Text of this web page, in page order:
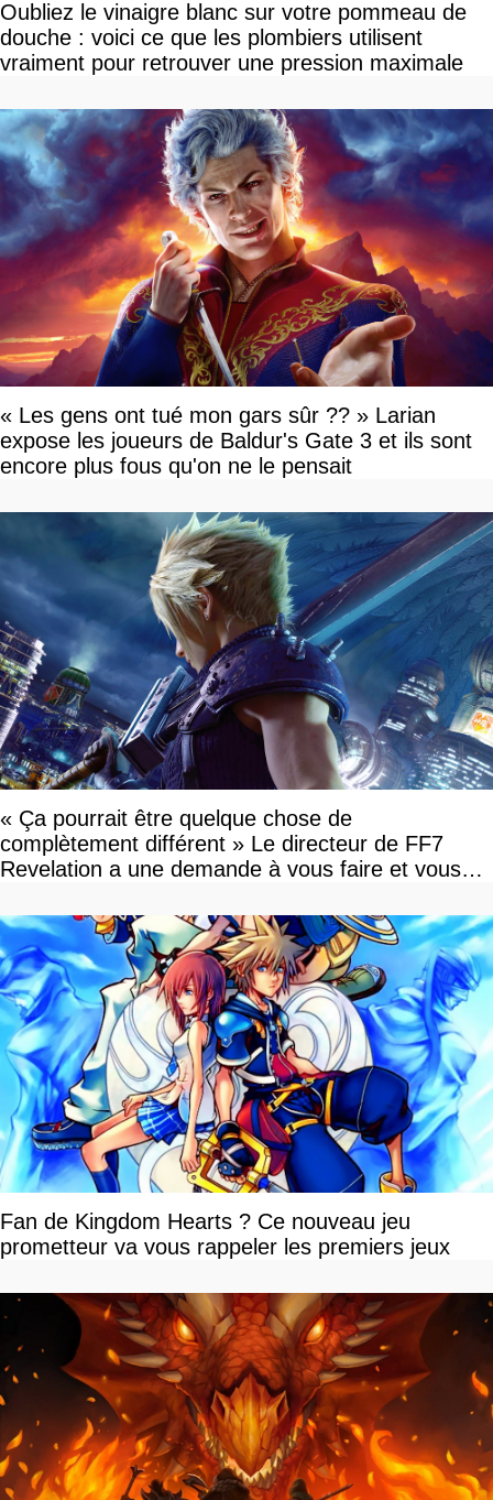
Oubliez le vinaigre blanc sur votre pommeau de
douche : voici ce que les plombiers utilisent
vraiment pour retrouver une pression maximale
« Les gens ont tué mon gars sûr ?? » Larian
expose les joueurs de Baldur's Gate 3 et ils sont
encore plus fous qu'on ne le pensait
« Ça pourrait être quelque chose de
complètement différent » Le directeur de FF7
Revelation a une demande à vous faire et vous
Fan de Kingdom Hearts ? Ce nouveau jeu
prometteur va vous rappeler les premiers jeux